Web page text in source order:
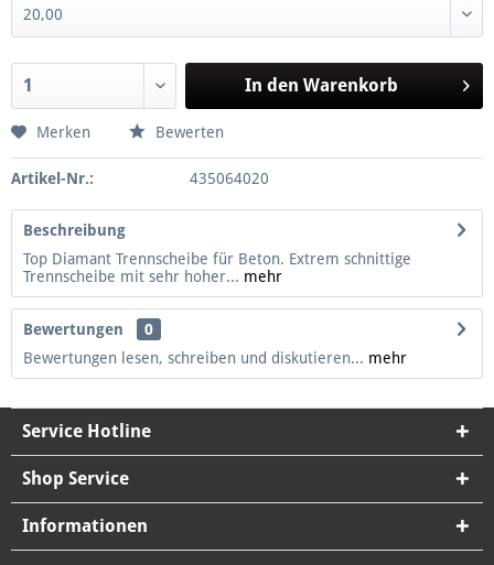
In den Warenkorb
Merken Bewerten
Artikel-Nr.: 435064020
Beschreibung
Top Diamant Trennscheibe für Beton. Extrem schnittige
Trennscheibe mit sehr hoher... mehr
Bewertungen
0
Bewertungen lesen, schreiben und diskutieren... mehr
Service Hotline
Shop Service
Informationen